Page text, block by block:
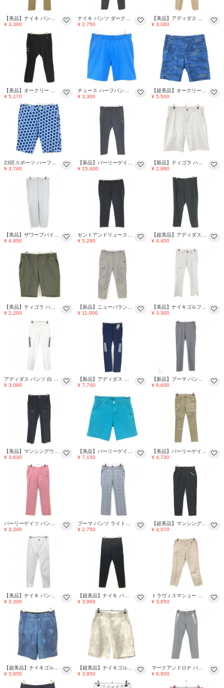
【美品】ナイキ パンツ ブラウン DRI-FIT ストレッチ ジップ横汚れ小、裾毛羽立ち メンズ 30×32MM ゴルフウェア NIKE
¥ 3,300
ナイキ パンツ ダークグレー DRI-FIT ストレッチ メンズ 30×32MM ゴルフウェア NIKE
¥ 2,750
【美品】アディダス パンツ ベージュ ストレッチ メンズ 79 ゴルフウェア adidas
¥ 3,080
【美品】オークリー パンツ 黒 サイドジップポケット メンズ 38 ゴルフウェア 2024年モデル Oakley
¥ 5,170
チュース ハーフパンツ ブルー ストレッチ 後ろロゴ メンズ 50/M ゴルフウェア KJUS
¥ 3,300
【超美品】オークリー ハーフパンツ ネイビー×ダークネイビー カモフラ 迷彩 メンズ 34 ゴルフウェア Oakley
¥ 5,500
23区スポーツ ハーフパンツ ネイビー×ブルー 総柄 ポケット口・ヒップ色褪せ メンズ 90 ゴルフウェア 23区
¥ 3,740
【新品】パーリーゲイツ パンツ ダークグレー シンプル ストレッチ TEXBRID メンズ 7(2XL) ゴルフウェア 大きいサイズ PEARLY GATES
¥ 15,400
【新品】ティゴラ ハーフパンツ ライトグレー 裏地付 ストレッチ icool メンズ XL ゴルフウェア 2025年モデル TIGORA
¥ 2,860
【美品】ザワープバイエネーレ パンツ ライトグレー ストレッチ ナイロン混 メンズ 3L ゴルフウェア 大きいサイズ THE WARP BY ENNERRE
¥ 4,950
セントアンドリュース パンツ 黒 ポケット口ロゴ刺しゅう メンズ 3L ゴルフウェア St ANDREWS
¥ 5,280
【超美品】アディダス パンツ 黒 メッシュ調生地 ストレッチ メンズ 92 ゴルフウェア 2024年モデル adidas
¥ 4,400
【美品】ティゴラ ハーフパンツ カーキ シンプル メンズ XL ゴルフウェア 2025年モデル TIGORA
¥ 2,200
【新品】ニューバランスゴルフ パンツ ライトグレー 複数ポケット メンズ 7(2XL ) ゴルフウェア 2025年モデル 大きいサイズ New Balance
¥ 11,000
【美品】ナイキゴルフ パンツ ライトグレージュ 細ストライプ織生地 ストレッチ メンズ M ゴルフウェア NIKE
¥ 3,300
アディダス パンツ 白 ストレッチ ウエスト一部ゴム サイド3ライン メンズ 79 ゴルフウェア adidas
¥ 3,080
【新品】アディダス パンツ ネイビー ストレッチ UVケア AEROREADY ナイロン混 サイド3ライン メンズ 79 ゴルフウェア adidas
¥ 7,700
【新品】プーマ パンツ グレー×レッド系 グレンチェック ストレッチ メンズ 82 ゴルフウェア PUMA
¥ 6,600
【美品】マンシングウェア パンツ 黒 ステッチ白 ストレッチ メンズ 79 ゴルフウェア Munsingwear
¥ 3,630
【美品】パーリーゲイツ ハーフパンツ ブルー系×ネイビー ロゴ刺しゅう ストレッチ メンズ 4(M) ゴルフウェア PEARLY GATES
¥ 7,150
【美品】パーリーゲイツ パンツ ベージュ ティー装着可 ロゴオレンジ レディース M ゴルフウェア PEARLY GATES
¥ 4,730
パーリーゲイツ パンツ ピンク×グレー ブロックチェック ロゴ刺しゅう レディース 2(L) ゴルフウェア PEARLY GATES
¥ 3,300
プーマ パンツ ライトグレー×ネイビー グレンチェック ストレッチ レディース L ゴルフウェア PUMA
¥ 2,750
【超美品】マンシングウェア パンツ 黒 無地 ロゴプリント ストレッチ レディース 7 ゴルフウェア Munsingwear
¥ 4,070
【美品】ナイキ パンツ ライトグレー シンプル ストレッチ DRI-FIT メンズ 30x32 M M ゴルフウェア NIKE
¥ 3,300
【超美品】ナイキ パンツ 黒 シンプル ストレッチ DRI-FIT メンズ 30x32 M M ゴルフウェア NIKE
¥ 3,960
トラヴィスマシュー パンツ ベージュ メンズ XL ゴルフウェア TravisMathew
¥ 3,850
【超美品】ナイキゴルフ ハーフパンツ 杢ライトブルー ロゴグレー ストレッチ DRI-FIT メンズ 30M ゴルフウェア NIKE
¥ 3,850
【超美品】ナイキゴルフ ハーフパンツ 杢ライトベージュ ロゴグレー ストレッチ DRI-FIT メンズ 30M ゴルフウェア NIKE
¥ 3,850
マークアンドロナ パンツ グレー×白 ジップポケット ストレッチ メンズ S ゴルフウェア MARK＆LONA
¥ 6,600